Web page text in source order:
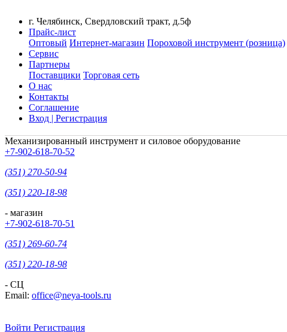
г. Челябинск, Свердловский тракт, д.5ф
Прайс-лист
Оптовый Интернет-магазин Пороховой инструмент (розница)
Сервис
Партнеры
Поставщики Торговая сеть
О нас
Контакты
Соглашение
Вход | Регистрация
Механизированный инструмент и силовое оборудование
+7-902-618-70-52
(351) 270-50-94
(351) 220-18-98
- магазин
+7-902-618-70-51
(351) 269-60-74
(351) 220-18-98
- СЦ
Email: office@neya-tools.ru
Войти Регистрация